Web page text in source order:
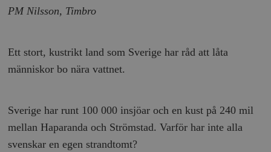
PM Nilsson, Timbro
Ett stort, kustrikt land som Sverige har råd att låta
människor bo nära vattnet.
Sverige har runt 100 000 insjöar och en kust på 240 mil
mellan Haparanda och Strömstad. Varför har inte alla
svenskar en egen strandtomt?